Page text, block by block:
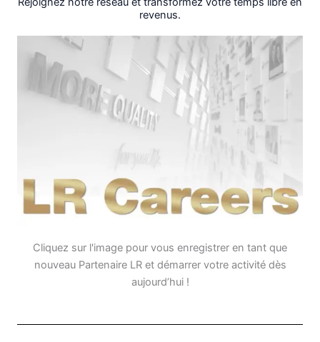
revenus.
Cliquez sur l'image pour vous enregistrer en tant que
nouveau Partenaire LR et démarrer votre activité dès
aujourd’hui !